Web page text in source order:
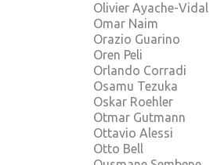
Olivier Ayache-Vidal
Omar Naim
Orazio Guarino
Oren Peli
Orlando Corradi
Osamu Tezuka
Oskar Roehler
Otmar Gutmann
Ottavio Alessi
Otto Bell